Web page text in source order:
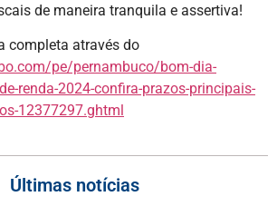
de maneira tranquila e assertiva!
completa através do
pe/pernambuco/bom-dia-
renda-2024-confira-prazos-principais-
12377297.ghtml
Últimas notícias